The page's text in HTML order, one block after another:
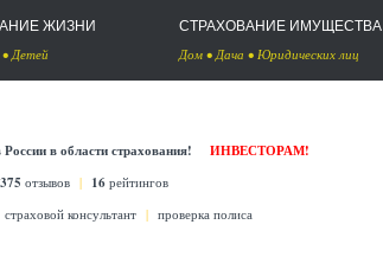
ЖИЗНИ
•Детей
СТРАХОВАНИЕ ИМУЩЕСТВА
Дом •Дача • Юридических лиц
в области страхования!
ИНВЕСТОРАМ!
отзывов | 16 рейтингов
страховой консультант | проверка полиса